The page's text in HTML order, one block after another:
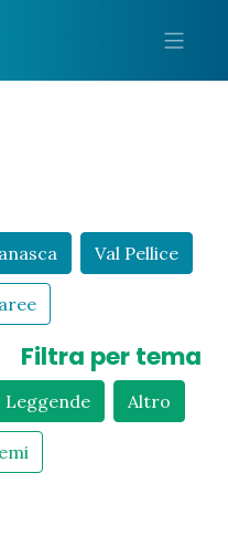
Val Pellice
Filtra per tema
Leggende Altro